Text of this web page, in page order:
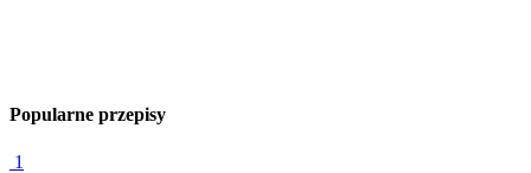
Popularne przepisy
1